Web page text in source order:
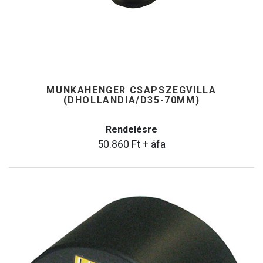
MUNKAHENGER CSAPSZEGVILLA
(DHOLLANDIA/D35-70MM)
Rendelésre
50.860 Ft + áfa